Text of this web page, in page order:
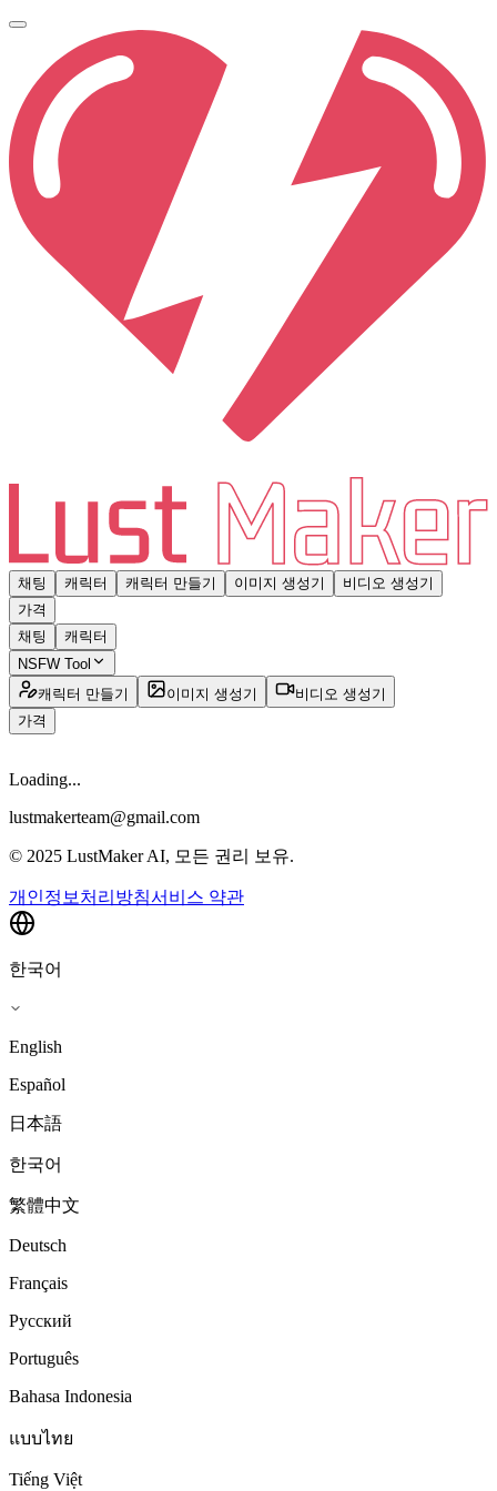
채팅 캐릭터 캐릭터 만들기 이미지 생성기
비디오 생성기
가격
채팅
캐릭터
NSFW Tool
캐릭터 만들기
이미지 생성기
비디오 생성기
가격
Loading...
lustmakerteam@gmail.com
© 2025 LustMaker AI, 모든 권리 보유.
개인정보처리방침서비스 약관
한국어
English
Español
日本語
한국어
繁體中文
Deutsch
Français
Русский
Português
Bahasa Indonesia
แบบไทย
Tiếng Việt